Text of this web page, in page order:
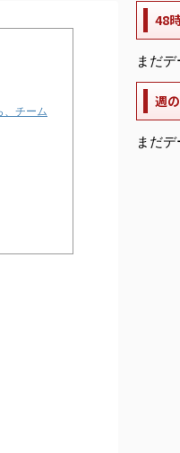
、チーム
48
まだデ
週
まだデ